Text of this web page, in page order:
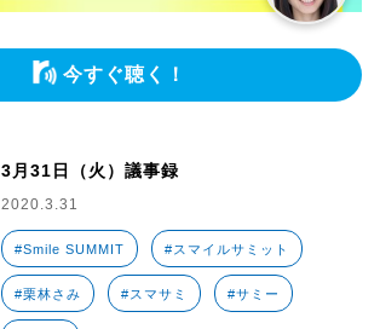
今すぐ聴く！
3月31日（火）議事録
2020.3.31
#Smile SUMMIT #スマイルサミット
#栗林さみ #スマサミ #サミー